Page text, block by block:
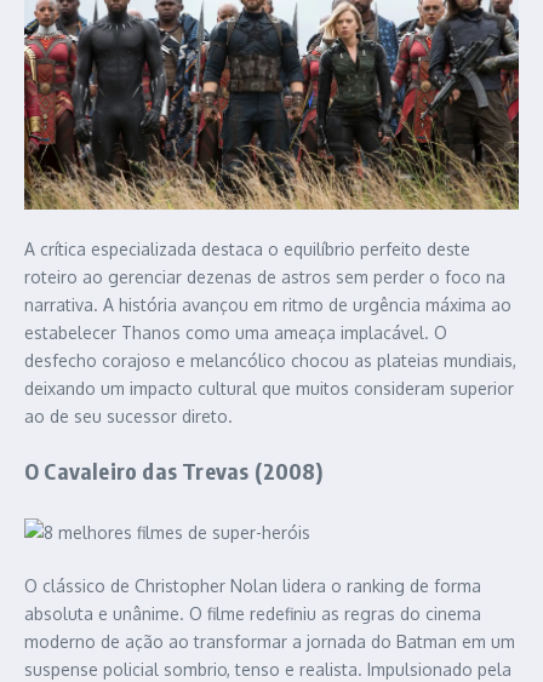
A crítica especializada destaca o equilíbrio perfeito deste
roteiro ao gerenciar dezenas de astros sem perder o foco na
narrativa. A história avançou em ritmo de urgência máxima ao
estabelecer Thanos como uma ameaça implacável. O
desfecho corajoso e melancólico chocou as plateias mundiais,
deixando um impacto cultural que muitos consideram superior
ao de seu sucessor direto.
O Cavaleiro das Trevas (2008)
O clássico de Christopher Nolan lidera o ranking de forma
absoluta e unânime. O filme redefiniu as regras do cinema
moderno de ação ao transformar a jornada do Batman em um
suspense policial sombrio, tenso e realista. Impulsionado pela